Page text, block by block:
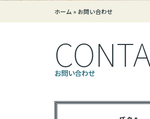
ホーム » お問い合わせ
お問い合わせ